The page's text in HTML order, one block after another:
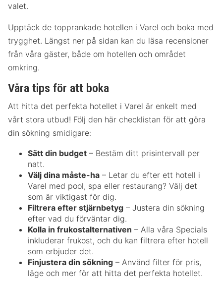
valet.
Upptäck de topprankade hotellen i Varel och boka med
trygghet. Längst ner på sidan kan du läsa recensioner
från våra gäster, både om hotellen och området
omkring.
Våra tips för att boka
Att hitta det perfekta hotellet i Varel är enkelt med
vårt stora utbud! Följ den här checklistan för att göra
din sökning smidigare:
Sätt din budget – Bestäm ditt prisintervall per
natt.
Välj dina måste-ha – Letar du efter ett hotell i
Varel med pool, spa eller restaurang? Välj det
som är viktigast för dig.
Filtrera efter stjärnbetyg – Justera din sökning
efter vad du förväntar dig.
Kolla in frukostalternativen – Alla våra Specials
inkluderar frukost, och du kan filtrera efter hotell
som erbjuder det.
Finjustera din sökning – Använd filter för pris,
läge och mer för att hitta det perfekta hotellet.